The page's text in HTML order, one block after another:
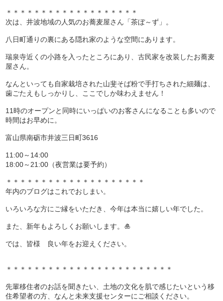
＊＊＊＊＊＊＊＊＊＊＊＊＊＊＊＊＊＊＊
次は、井波地域の人気のお蕎麦屋さん「茶ぼ～ず」。
八日町通りの裏にある隠れ家のような空間にあります。
瑞泉寺近くの小路を入ったところにあり、古民家を改装したお蕎麦
屋さん。
なんといっても自家栽培された山斐そば粉で手打ちされた細麺は、
歯ごたえもしっかりし、ここでしか味わえません！
11時のオープンと同時にいっぱいのお客さんになることも多いので
時間はお早めに。
富山県南砺市井波三日町3616
11:00～14:00
18:00～21:00（夜営業は要予約）
＊＊＊＊＊＊＊＊＊＊＊＊＊＊＊＊＊＊＊＊
年内のブログはこれでおしまい。
いろいろな方にご縁をいただき、今年は本当に嬉しい年でした。
また、新年もよろしくお願いします。🎍
では、皆様 良い年をお迎えください。
＊＊＊＊＊＊＊＊＊＊＊＊＊＊＊＊＊＊＊＊＊＊＊＊
先輩移住者のお話を聞きたい、土地の文化を肌で感じたいという移
住希望者の方、なんと未来支援センターにご相談ください。